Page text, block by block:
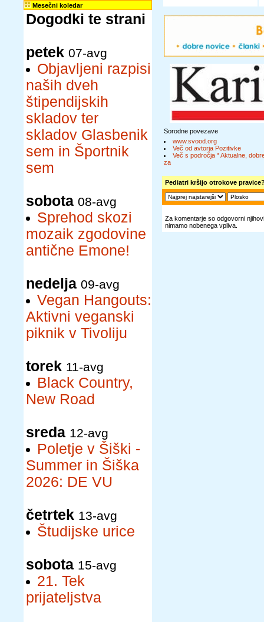
Mesečni koledar
Dogodki te strani
petek 07-avg
Objavljeni razpisi
naših dveh
štipendijskih
skladov ter
skladov Glasbenik
sem in Športnik
sem
sobota 08-avg
Sprehod skozi
mozaik zgodovine
antične Emone!
nedelja 09-avg
Vegan Hangouts:
Aktivni veganski
piknik v Tivoliju
torek 11-avg
Black Country,
New Road
sreda 12-avg
Poletje v Šiški -
Summer in Šiška
2026: DE VU
četrtek 13-avg
Študijske urice
sobota 15-avg
21. Tek
prijateljstva
Sorodne povezave
www.svood.org
Več od avtorja Pozitivke
Več s področja * Aktualne,
za
Pediatri kršijo otrokove
Za komentarje so odgovorni
nimamo nobenega vpliva.